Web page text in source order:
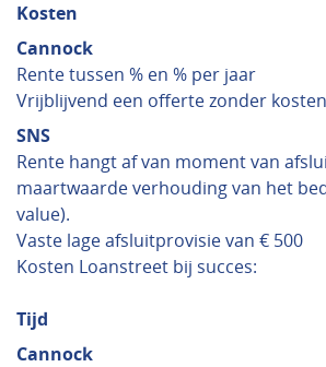
Kosten
Cannock
Rente tussen % en % per jaar
Vrijblijvend een offerte zonder
SNS
Rente hangt af van moment van
maartwaarde verhouding van het
value).
Vaste lage afsluitprovisie van € 500
Kosten Loanstreet bij succes:
Tijd
Cannock